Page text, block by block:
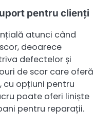
pentru clienți
atunci când
deoarece
defectelor și
de scor care oferă
cu opțiuni pentru
poate oferi liniște
pentru reparații.